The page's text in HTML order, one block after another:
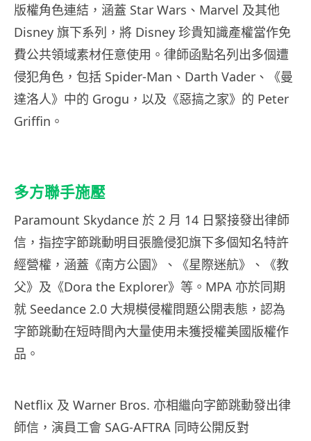
版權角色連結，涵蓋 Star Wars、Marvel 及其他
Disney 旗下系列，將 Disney 珍貴知識產權當作免
費公共領域素材任意使用。律師函點名列出多個遭
侵犯角色，包括 Spider-Man、Darth Vader、《曼
達洛人》中的 Grogu，以及《惡搞之家》的 Peter
Griffin。
多方聯手施壓
Paramount Skydance 於 2 月 14 日緊接發出律師
信，指控字節跳動明目張膽侵犯旗下多個知名特許
經營權，涵蓋《南方公園》、《星際迷航》、《教
父》及《Dora the Explorer》等。MPA 亦於同期
就 Seedance 2.0 大規模侵權問題公開表態，認為
字節跳動在短時間內大量使用未獲授權美國版權作
品。
Netflix 及 Warner Bros. 亦相繼向字節跳動發出律
師信，演員工會 SAG-AFTRA 同時公開反對